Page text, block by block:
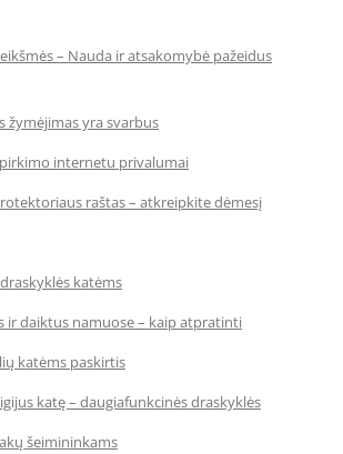
– Nauda ir atsakomybė pažeidus
žymėjimas yra svarbus
internetu privalumai
raštas – atkreipkite dėmesį
katėms
ir daiktus namuose – kaip atpratinti
katėms paskirtis
katę – daugiafunkcinės draskyklės
šeimininkams